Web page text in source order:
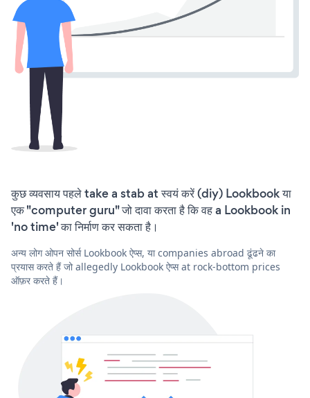
कुछ व्यवसाय पहले take a stab at स्वयं करें (diy) Lookbook या
एक "computer guru" जो दावा करता है कि वह a Lookbook in
'no time' का निर्माण कर सकता है।
अन्य लोग ओपन सोर्स Lookbook ऐप्स, या companies abroad ढूंढने का
प्रयास करते हैं जो allegedly Lookbook ऐप्स at rock-bottom prices
ऑफ़र करते हैं।